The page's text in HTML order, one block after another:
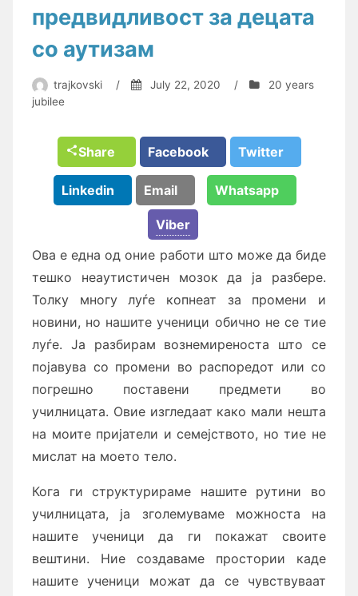
предвидливост за децата
со аутизам
trajkovski / July 22, 2020 /
20 years
jubilee
Share Facebook Twitter
Linkedin Email Whatsapp
Viber
Ова е една од оние работи што може да биде
тешко неаутистичен мозок да ја разбере.
Толку многу луѓе копнеат за промени и
новини, но нашите ученици обично не се тие
луѓе. Ја разбирам вознемиреноста што се
појавува со промени во распоредот или со
погрешно поставени предмети во
училницата. Овие изгледаат како мали нешта
на моите пријатели и семејството, но тие не
мислат на моето тело.
Кога ги структурираме нашите рутини во
училницата, ја зголемуваме можноста на
нашите ученици да ги покажат своите
вештини. Ние создаваме простории каде
нашите ученици можат да се чувствуваат